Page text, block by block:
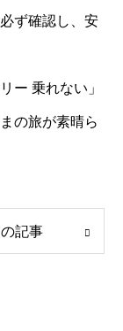
ず確認し、安
ー 乗れない」
の旅が素晴ら
記事